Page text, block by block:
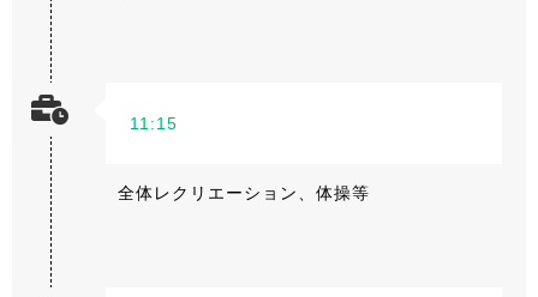
11:15
全体レクリエーション、体操等